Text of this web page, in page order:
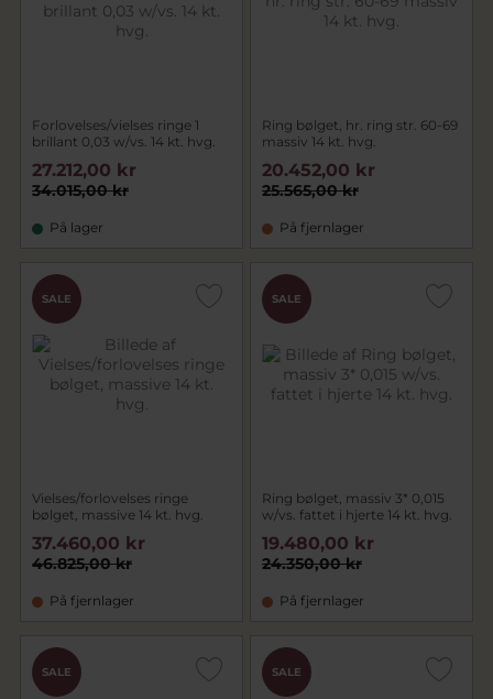
Forlovelses/vielses ringe 1
brillant 0,03 w/vs. 14 kt. hvg.
34.015,00 kr
27.212,00 kr
På lager
Ring bølget, hr. ring str. 60-69
massiv 14 kt. hvg.
25.565,00 kr
20.452,00 kr
På fjernlager
SALE
Vielses/forlovelses ringe
bølget, massive 14 kt. hvg.
46.825,00 kr
37.460,00 kr
På fjernlager
SALE
Ring bølget, massiv 3* 0,015
w/vs. fattet i hjerte 14 kt. hvg.
24.350,00 kr
19.480,00 kr
På fjernlager
SALE SALE